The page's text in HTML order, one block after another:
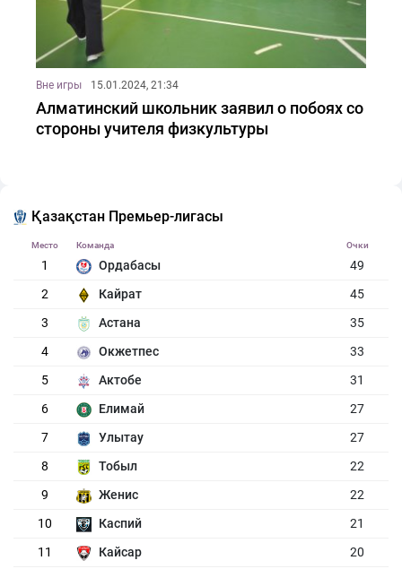
Вне игры 15.01.2024, 21:34
Алматинский школьник заявил о побоях со
стороны учителя физкультуры
Қазақстан Премьер-лигасы
Место Команда Очки
1 Ордабасы
49
2
Кайрат
45
3
Астана
35
4
Окжетпес
33
5
Актобе
31
6
Елимай
27
7
Улытау
27
8
Тобыл
22
9
Женис
22
10
Каспий
21
11
Кайсар
20